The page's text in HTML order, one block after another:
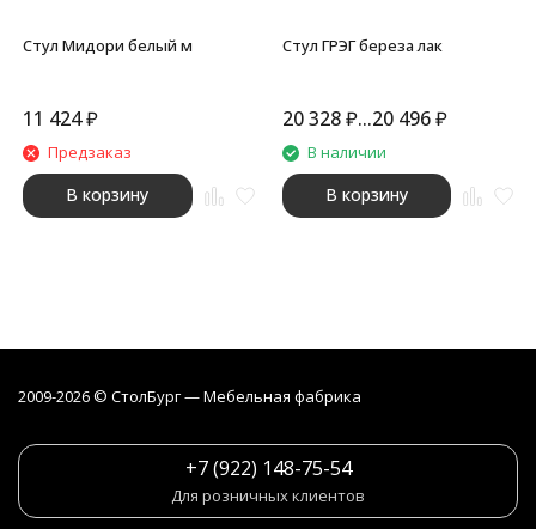
Стул Мидори белый м
11 424₽
Предзаказ
В корзину
Стул ГРЭГ береза лак
20 328 ₽...20 496 ₽
В наличии
В корзину
2009-2026 © СтолБург — Мебeльная фабрика
+7 (922) 148-75-54
Для розничных клиентов